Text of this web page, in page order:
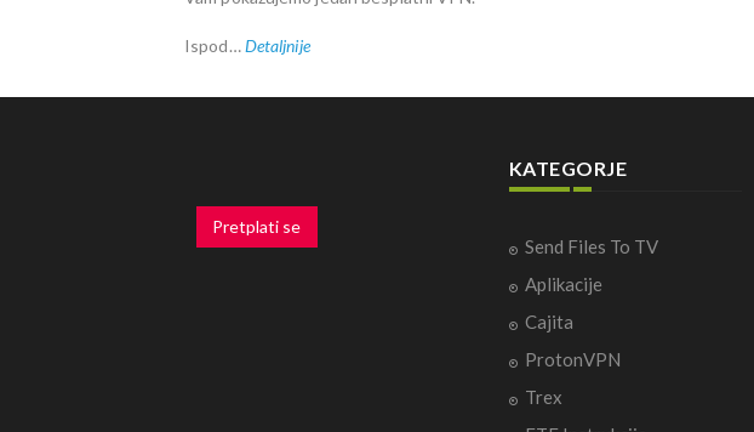
Ispod…Detaljnije
Pretplati se
KATEGORJE
Send Files To TV
Aplikacije
Cajita
ProtonVPN
Trex